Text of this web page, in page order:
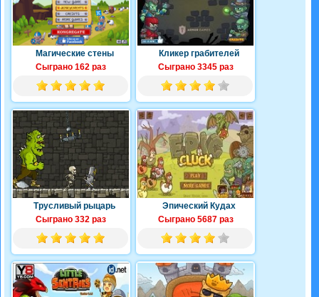
Магические стены
Сыграно 162 раз
Кликер грабителей
Сыграно 3345 раз
Трусливый рыцарь
Сыграно 332 раз
Эпический Кудах
Сыграно 5687 раз